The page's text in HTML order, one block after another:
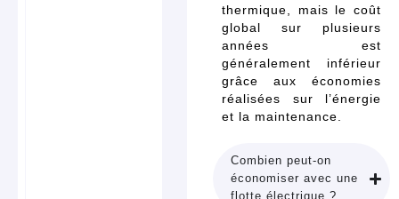
thermique, mais le coût
global sur plusieurs
années est
généralement inférieur
grâce aux économies
réalisées sur l’énergie
et la maintenance.
Combien peut-on
économiser avec une
flotte électrique ?